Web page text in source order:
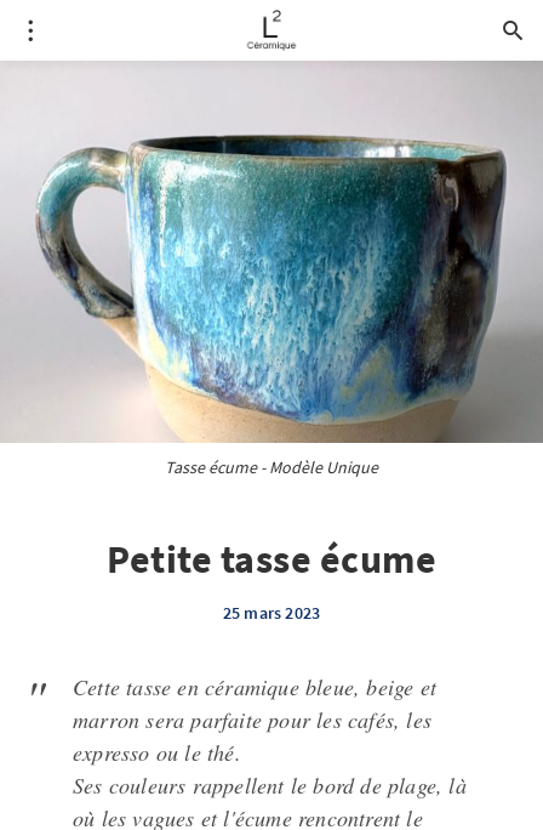
Tasse écume - Modèle Unique
Petite tasse écume
25 mars 2023
Cette tasse en céramique bleue, beige et
marron sera parfaite pour les cafés, les
expresso ou le thé.
Ses couleurs rappellent le bord de plage, là
où les vagues et l'écume rencontrent le